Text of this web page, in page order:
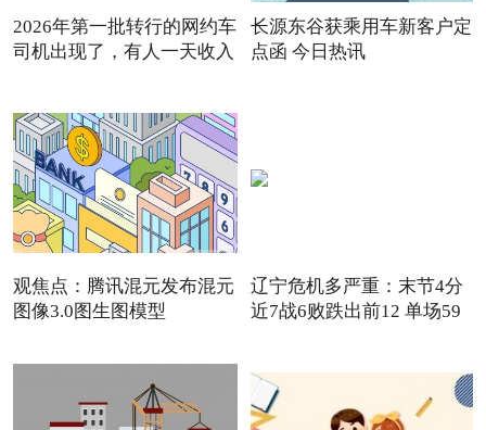
2026年第一批转行的网约车
司机出现了，有人一天收入
长源东谷获乘用车新客户定
点函 今日热讯
观焦点：腾讯混元发布混元
图像3.0图生图模型
辽宁危机多严重：末节4分
近7战6败跌出前12 单场59